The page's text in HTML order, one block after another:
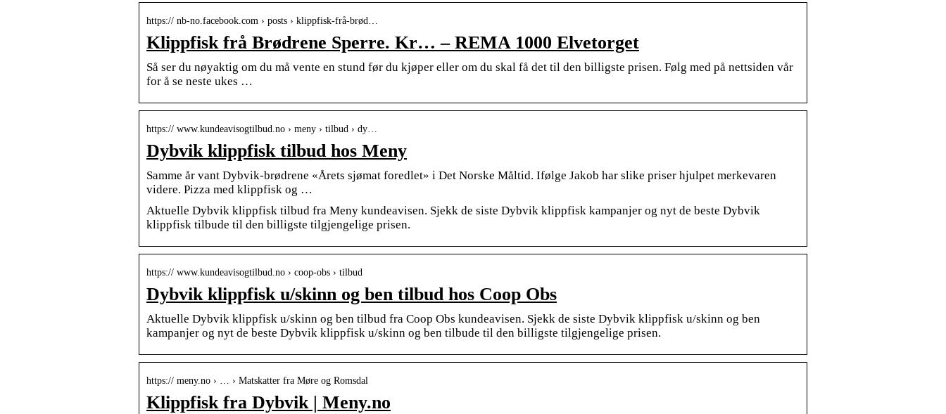
https:// nb-no.facebook.com › posts › klippfisk-frå-brød…
Klippfisk frå Brødrene Sperre. Kr… – REMA 1000 Elvetorget
Så ser du nøyaktig om du må vente en stund før du kjøper eller om du skal få det til den billigste prisen. Følg med på nettsiden vår
for å se neste ukes …
https:// www.kundeavisogtilbud.no › meny › tilbud › dy…
Dybvik klippfisk tilbud hos Meny
Samme år vant Dybvik-brødrene «Årets sjømat foredlet» i Det Norske Måltid. Ifølge Jakob har slike priser hjulpet merkevaren
videre. Pizza med klippfisk og …
Aktuelle Dybvik klippfisk tilbud fra Meny kundeavisen. Sjekk de siste Dybvik klippfisk kampanjer og nyt de beste Dybvik
klippfisk tilbude til den billigste tilgjengelige prisen.
https:// www.kundeavisogtilbud.no › coop-obs › tilbud
Dybvik klippfisk u/skinn og ben tilbud hos Coop Obs
Aktuelle Dybvik klippfisk u/skinn og ben tilbud fra Coop Obs kundeavisen. Sjekk de siste Dybvik klippfisk u/skinn og ben
kampanjer og nyt de beste Dybvik klippfisk u/skinn og ben tilbude til den billigste tilgjengelige prisen.
https:// meny.no › … › Matskatter fra Møre og Romsdal
Klippfisk fra Dybvik | Meny.no